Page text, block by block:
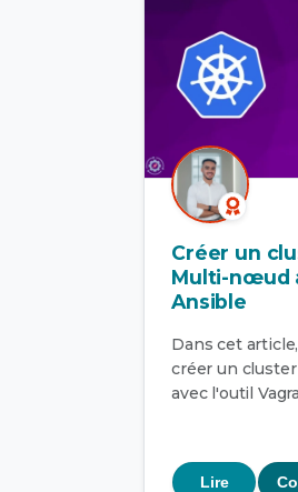
Créer un
Multi-nœud
Ansible
Dans cet
créer un
avec l'outil
Lire